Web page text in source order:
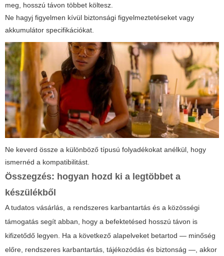
meg, hosszú távon többet költesz.
Ne hagyj figyelmen kívül biztonsági figyelmeztetéseket vagy
akkumulátor specifikációkat.
Ne keverd össze a különböző típusú folyadékokat anélkül, hogy
ismernéd a kompatibilitást.
Összegzés: hogyan hozd ki a legtöbbet a
készülékből
A tudatos vásárlás, a rendszeres karbantartás és a közösségi
támogatás segít abban, hogy a befektetésed hosszú távon is
kifizetődő legyen. Ha a következő alapelveket betartod — minőség
előre, rendszeres karbantartás, tájékozódás és biztonság —, akkor